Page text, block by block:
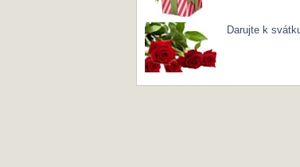
Darujte k